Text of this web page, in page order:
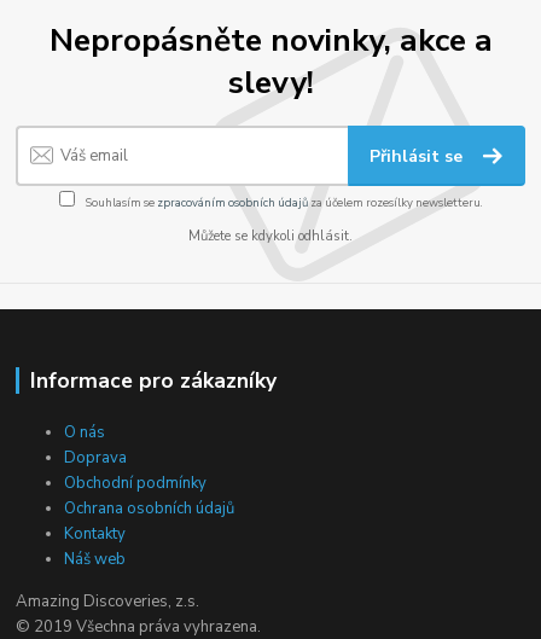
Nepropásněte novinky, akce a
slevy!
Přihlásit se
Souhlasím se zpracováním osobních údajůza účelem rozesílky newsletteru.
Můžete se kdykoli odhlásit.
Informace pro zákazníky
O nás
Doprava
Obchodní podmínky
Ochrana osobních údajů
Kontakty
Náš web
Amazing Discoveries, z.s.
© 2019 Všechna práva vyhrazena.